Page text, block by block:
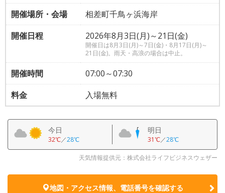
開催場所・会場
相差町千鳥ヶ浜海岸
開催日程
2026年8月3日(月)～21日(金)
開催日は8月3日(月)～7日(金)・8月17日(月)～
21日(金)。雨天・高浪の場合は中止。
開催時間
07:00～07:30
料金
入場無料
今日
32℃／28℃
明日
31℃／28℃
天気情報提供元：株式会社ライフビジネスウェザー
地図・アクセス情報、電話番号を確認する